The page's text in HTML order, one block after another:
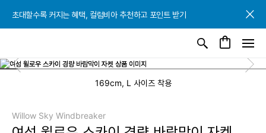
초대할수록 커지는 혜택, 컬럼비아 추천하고 포인트 받기
초대할수록 커지는 혜택, 컬럼비아 추천하고 포인트 받기
초대할수록 커지는 혜택, 컬럼비아 추천하고 포인트 받기
169cm, L 사이즈 착용
Willow Sky Windbreaker